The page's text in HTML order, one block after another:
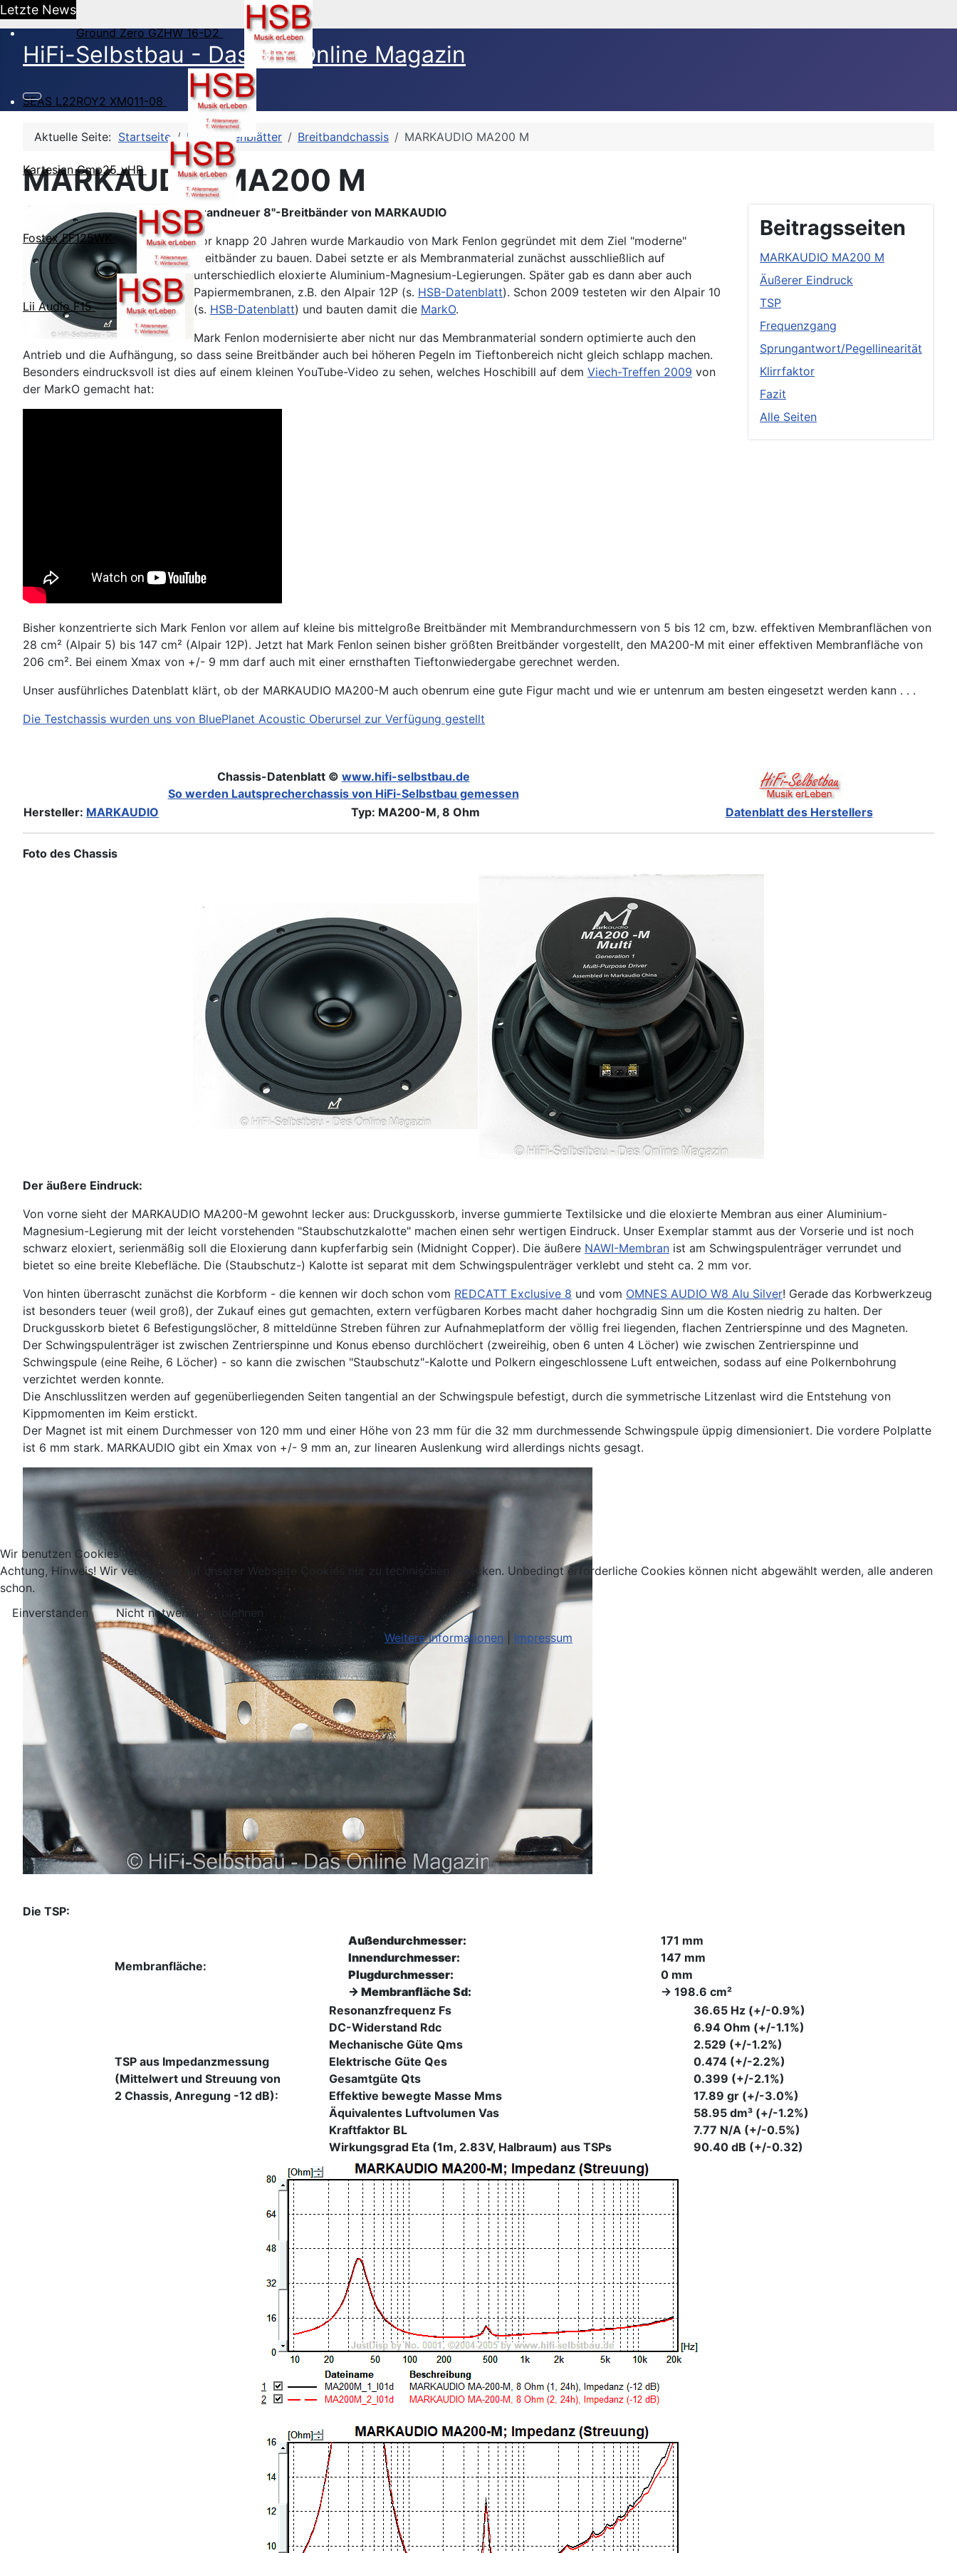
Letzte News
Ground Zero GZHW 16-D2
SEAS L22ROY2 XM011-08
Kartesian Cmp25_vHP
Fostex FF125WK
Lii Audio F15
HiFi-Selbstbau - Das DIY Online Magazin
Aktuelle Seite: Startseite HSB-Datenblätter Breitbandchassis MARKAUDIO MA200 M
MARKAUDIO MA200 M
Beitragsseiten
MARKAUDIO MA200 M
Äußerer Eindruck
TSP
Frequenzgang
Sprungantwort/Pegellinearität
Klirrfaktor
Fazit
Alle Seiten
Brandneuer 8"-Breitbänder von MARKAUDIO
Vor knapp 20 Jahren wurde Markaudio von Mark Fenlon gegründet mit dem Ziel "moderne"
Breitbänder zu bauen. Dabei setzte er als Membranmaterial zunächst ausschließlich auf
unterschiedlich eloxierte Aluminium-Magnesium-Legierungen. Später gab es dann aber auch
Papiermembranen, z.B. den Alpair 12P (s. HSB-Datenblatt). Schon 2009 testeten wir den Alpair 10
(s. HSB-Datenblatt) und bauten damit die MarkO.
Mark Fenlon modernisierte aber nicht nur das Membranmaterial sondern optimierte auch den
Antrieb und die Aufhängung, so dass seine Breitbänder auch bei höheren Pegeln im Tieftonbereich nicht gleich schlapp machen.
Besonders eindrucksvoll ist dies auf einem kleinen YouTube-Video zu sehen, welches Hoschibill auf dem Viech-Treffen 2009 von
der MarkO gemacht hat:
Bisher konzentrierte sich Mark Fenlon vor allem auf kleine bis mittelgroße Breitbänder mit Membrandurchmessern von 5 bis 12 cm, bzw. effektiven Membranflächen von
28 cm² (Alpair 5) bis 147 cm² (Alpair 12P). Jetzt hat Mark Fenlon seinen bisher größten Breitbänder vorgestellt, den MA200-M mit einer effektiven Membranfläche von
206 cm². Bei einem Xmax von +/- 9 mm darf auch mit einer ernsthaften Tieftonwiedergabe gerechnet werden.
Unser ausführliches Datenblatt klärt, ob der MARKAUDIO MA200-M auch obenrum eine gute Figur macht und wie er untenrum am besten eingesetzt werden kann . . .
Die Testchassis wurden uns von BluePlanet Acoustic Oberursel zur Verfügung gestellt
Chassis-Datenblatt © www.hifi-selbstbau.de
So werden Lautsprecherchassis von HiFi-Selbstbau gemessen
Hersteller: MARKAUDIO Typ: MA200-M, 8 Ohm Datenblatt des Herstellers
Foto des Chassis
Der äußere Eindruck:
Von vorne sieht der MARKAUDIO MA200-M gewohnt lecker aus: Druckgusskorb, inverse gummierte Textilsicke und die eloxierte Membran aus einer Aluminium-
Magnesium-Legierung mit der leicht vorstehenden "Staubschutzkalotte" machen einen sehr wertigen Eindruck. Unser Exemplar stammt aus der Vorserie und ist noch
schwarz eloxiert, serienmäßig soll die Eloxierung dann kupferfarbig sein (Midnight Copper). Die äußere NAWI-Membran ist am Schwingspulenträger verrundet und
bietet so eine breite Klebefläche. Die (Staubschutz-) Kalotte ist separat mit dem Schwingspulenträger verklebt und steht ca. 2 mm vor.
Von hinten überrascht zunächst die Korbform - die kennen wir doch schon vom REDCATT Exclusive 8 und vom OMNES AUDIO W8 Alu Silver! Gerade das Korbwerkzeug
ist besonders teuer (weil groß), der Zukauf eines gut gemachten, extern verfügbaren Korbes macht daher hochgradig Sinn um die Kosten niedrig zu halten. Der
Druckgusskorb bietet 6 Befestigungslöcher, 8 mitteldünne Streben führen zur Aufnahmeplatform der völlig frei liegenden, flachen Zentrierspinne und des Magneten.
Der Schwingspulenträger ist zwischen Zentrierspinne und Konus ebenso durchlöchert (zweireihig, oben 6 unten 4 Löcher) wie zwischen Zentrierspinne und
Schwingspule (eine Reihe, 6 Löcher) - so kann die zwischen "Staubschutz"-Kalotte und Polkern eingeschlossene Luft entweichen, sodass auf eine Polkernbohrung
verzichtet werden konnte.
Die Anschlusslitzen werden auf gegenüberliegenden Seiten tangential an der Schwingspule befestigt, durch die symmetrische Litzenlast wird die Entstehung von
Kippmomenten im Keim erstickt.
Der Magnet ist mit einem Durchmesser von 120 mm und einer Höhe von 23 mm für die 32 mm durchmessende Schwingspule üppig dimensioniert. Die vordere Polplatte
ist 6 mm stark. MARKAUDIO gibt ein Xmax von +/- 9 mm an, zur linearen Auslenkung wird allerdings nichts gesagt.
Die TSP:
Membranfläche:
Außendurchmesser:
Innendurchmesser:
Plugdurchmesser:
-> Membranfläche Sd:
171 mm
147 mm
0 mm
-> 198.6 cm²
TSP aus Impedanzmessung
(Mittelwert und Streuung von
2 Chassis, Anregung -12 dB):
Resonanzfrequenz Fs
DC-Widerstand Rdc
Mechanische Güte Qms
Elektrische Güte Qes
Gesamtgüte Qts
Effektive bewegte Masse Mms
Äquivalentes Luftvolumen Vas
Kraftfaktor BL
Wirkungsgrad Eta (1m, 2.83V, Halbraum) aus TSPs
36.65 Hz (+/-0.9%)
6.94 Ohm (+/-1.1%)
2.529 (+/-1.2%)
0.474 (+/-2.2%)
0.399 (+/-2.1%)
17.89 gr (+/-3.0%)
58.95 dm³ (+/-1.2%)
7.77 N/A (+/-0.5%)
90.40 dB (+/-0.32)
Wir benutzen Cookies
Achtung, Hinweis! Wir verwenden auf unserer Webseite Cookies nur zu technischen Zwecken. Unbedingt erforderliche Cookies können nicht abgewählt werden, alle anderen
schon.
Einverstanden
Nicht notwendige ablehnen
Weitere Informationen
Impressum